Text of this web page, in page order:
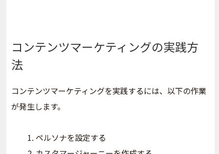
コンテンツマーケティングの実践方
法
コンテンツマーケティングを実践するには、以下の作業
が発生します。
ペルソナを設定する